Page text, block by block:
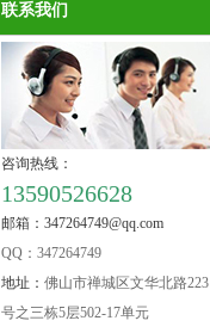
联系我们
咨询热线：
13590526628
邮箱：347264749@qq.com
QQ：347264749
地址： 佛山市禅城区文华北路223
号之三栋5层502-17单元